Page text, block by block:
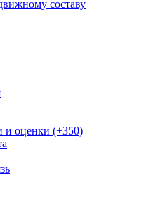
составу
и оценки (+350)